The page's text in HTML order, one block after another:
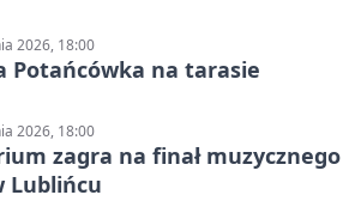
2026, 18:00
Potańcówka na tarasie
2026, 18:00
zagra na finał muzycznego
Lublińcu